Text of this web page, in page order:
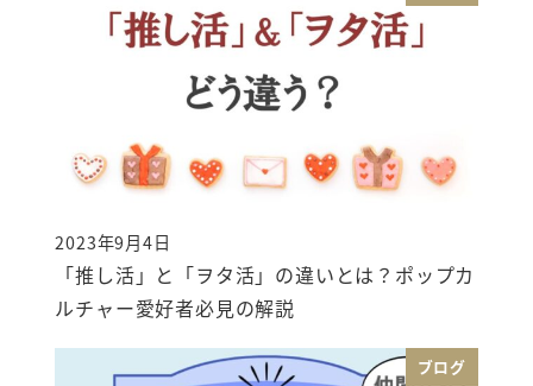
「推し活」と「ヲタ活」の違いとは？ポップカ
ルチャー愛好者必見の解説
投稿日
2023年9月4日
ブログ